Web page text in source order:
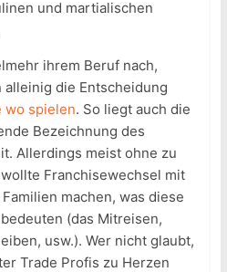
und martialischen
ihrem Beruf nach,
die Entscheidung
wo spielen. So liegt auch die
Bezeichnung des
Allerdings meist ohne zu
Franchisewechsel mit
machen, was diese
(das Mitreisen,
usw.). Wer nicht glaubt,
Trade Profis zu Herzen